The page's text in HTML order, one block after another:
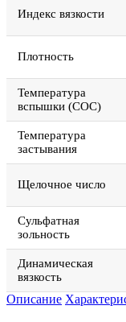
Индекс вязкости
Плотность
Температура
вспышки (СОС)
Температура
застывания
Щелочное число
Сульфатная
зольность
Динамическая
вязкость
Описание